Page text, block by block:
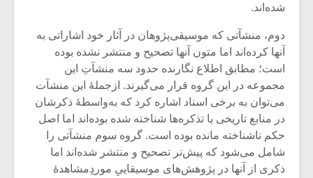
شده‌اند.
دوم، منشآتی که موسیقی‌پژوهان در آثار خود اشاراتی به
آنها کرده‌اند اما متون آنها تصحیح و منتشر نشده بوده
است؛ مطابق اطلاع نگارنده حدود سه منشآتِ این
مجموعه در این گروه قرار می‌گیرند. ازجملۀ این منشآت
می‌توان به برخی اسناد اشاره کرد که به‌واسطۀ ذکرشان
در منابع تاریخی یا تذکره‌ها شناخته شده بوده‌اند اما اصل
حکم ناشناخته مانده بوده است. گروه سوم منشآتی را
شامل می‌شود که پیش‌تر تصحیح و منتشر شده‌اند اما
ذکری از آنها در پژوهش‌های موسیقاییِ موردِمشاهدۀ